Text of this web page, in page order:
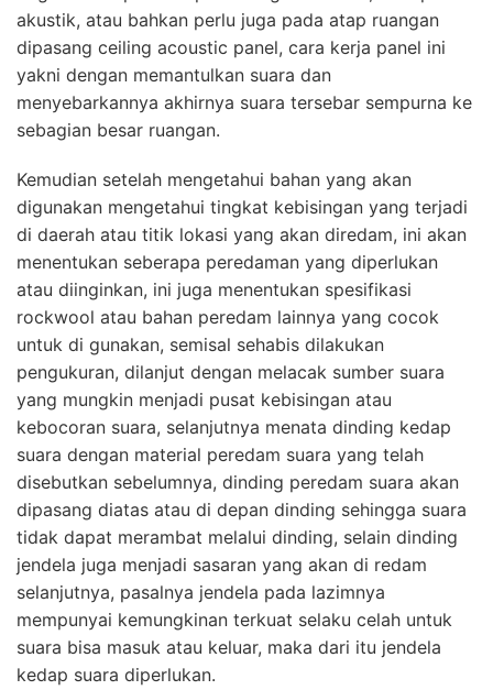
akustik, atau bahkan perlu juga pada atap ruangan
dipasang ceiling acoustic panel, cara kerja panel ini
yakni dengan memantulkan suara dan
menyebarkannya akhirnya suara tersebar sempurna ke
sebagian besar ruangan.
Kemudian setelah mengetahui bahan yang akan
digunakan mengetahui tingkat kebisingan yang terjadi
di daerah atau titik lokasi yang akan diredam, ini akan
menentukan seberapa peredaman yang diperlukan
atau diinginkan, ini juga menentukan spesifikasi
rockwool atau bahan peredam lainnya yang cocok
untuk di gunakan, semisal sehabis dilakukan
pengukuran, dilanjut dengan melacak sumber suara
yang mungkin menjadi pusat kebisingan atau
kebocoran suara, selanjutnya menata dinding kedap
suara dengan material peredam suara yang telah
disebutkan sebelumnya, dinding peredam suara akan
dipasang diatas atau di depan dinding sehingga suara
tidak dapat merambat melalui dinding, selain dinding
jendela juga menjadi sasaran yang akan di redam
selanjutnya, pasalnya jendela pada lazimnya
mempunyai kemungkinan terkuat selaku celah untuk
suara bisa masuk atau keluar, maka dari itu jendela
kedap suara diperlukan.